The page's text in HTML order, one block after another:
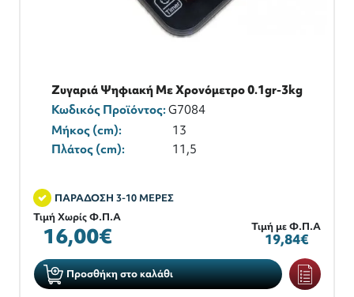
Ζυγαριά Ψηφιακή Με Χρονόμετρο 0.1gr-3kg
Κωδικός Προϊόντος:G7084
Μήκος (cm):
13
Πλάτος (cm):
11,5
ΠΑΡΑΔΟΣΗ 3-10 ΜΕΡΕΣ
Τιμή Χωρίς Φ.Π.Α
16,00€ Τιμή με Φ.Π.Α
19,84€
Προσθήκη στο καλάθι